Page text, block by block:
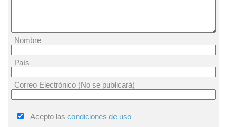
Nombre
País
Correo Electrónico (No se publicará)
Acepto las condiciones de uso